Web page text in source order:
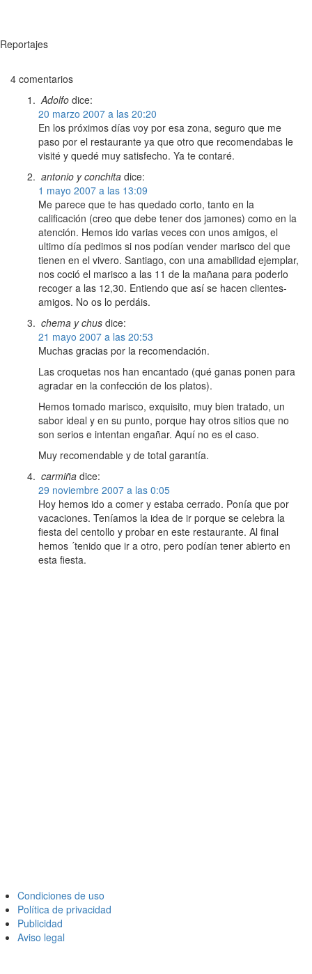
Reportajes
4 comentarios
Adolfo dice:
20 marzo 2007 a las 20:20
En los próximos días voy por esa zona, seguro que me
paso por el restaurante ya que otro que recomendabas le
visité y quedé muy satisfecho. Ya te contaré.
antonio y conchita dice:
1 mayo 2007 a las 13:09
Me parece que te has quedado corto, tanto en la
calificación (creo que debe tener dos jamones) como en la
atención. Hemos ido varias veces con unos amigos, el
ultimo día pedimos si nos podían vender marisco del que
tienen en el vivero. Santiago, con una amabilidad ejemplar,
nos coció el marisco a las 11 de la mañana para poderlo
recoger a las 12,30. Entiendo que así se hacen clientes-
amigos. No os lo perdáis.
chema y chus dice:
21 mayo 2007 a las 20:53
Muchas gracias por la recomendación.
Las croquetas nos han encantado (qué ganas ponen para
agradar en la confección de los platos).
Hemos tomado marisco, exquisito, muy bien tratado, un
sabor ideal y en su punto, porque hay otros sitios que no
son serios e intentan engañar. Aquí no es el caso.
Muy recomendable y de total garantía.
carmiña dice:
29 noviembre 2007 a las 0:05
Hoy hemos ido a comer y estaba cerrado. Ponía que por
vacaciones. Teníamos la idea de ir porque se celebra la
fiesta del centollo y probar en este restaurante. Al final
hemos ´tenido que ir a otro, pero podían tener abierto en
esta fiesta.
Condiciones de uso
Política de privacidad
Publicidad
Aviso legal